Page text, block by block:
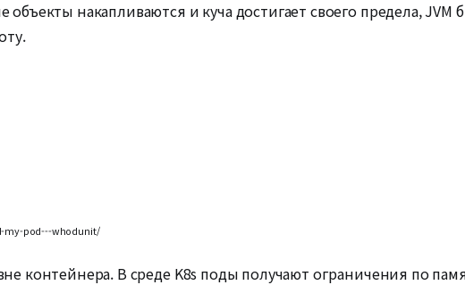
накапливаются и куча достигает своего предела, JVM
my-pod---whodunit/
контейнера. В среде K8s поды получают ограничения по